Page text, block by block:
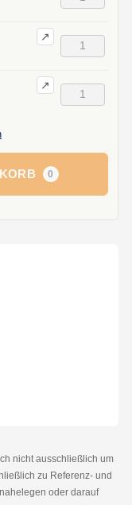
↗
↗
0
nicht ausschließlich um
zu Referenz- und
oder darauf